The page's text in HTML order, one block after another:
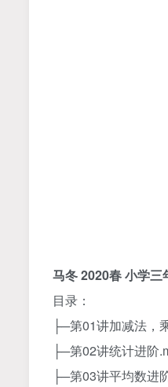
马冬 2020春 小学三
目录：
├─第01讲加减法，
├─第02讲统计进阶
├─第03讲平均数进